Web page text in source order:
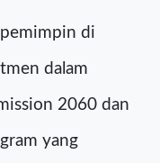
pemimpin di
dalam
2060 dan
yang